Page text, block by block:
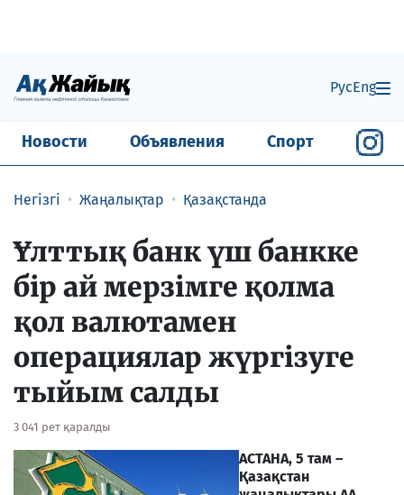
РусEng
Новости Объявления Спорт
Негізгі Жаңалықтар Қазақстанда
Ұлттық банк үш банкке
бір ай мерзімге қолма
қол валютамен
операциялар жүргізуге
тыйым салды
3 041 рет қаралды
АСТАНА, 5 там –
Қазақстан